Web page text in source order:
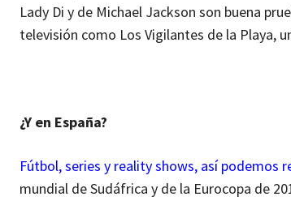
Lady Di y de Michael Jackson son buena
televisión como Los Vigilantes de la Playa,
¿Y en España?
Fútbol, series y reality shows, así podemos
mundial de Sudáfrica y de la Eurocopa de